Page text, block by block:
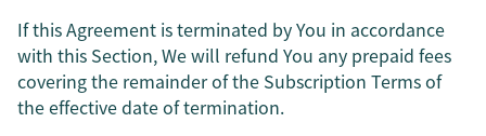
If this Agreement is terminated by You in accordance
with this Section, We will refund You any prepaid fees
covering the remainder of the Subscription Terms of
the effective date of termination.